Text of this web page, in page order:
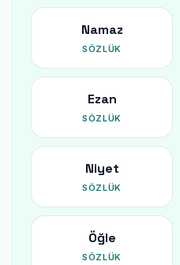
Namaz
SÖZLÜK
Ezan
SÖZLÜK
Niyet
SÖZLÜK
Öğle
SÖZLÜK